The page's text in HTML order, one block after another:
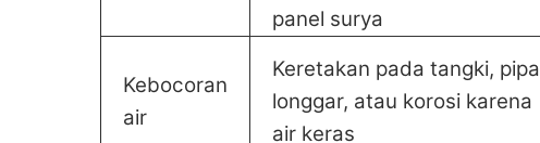
panel surya
Kebocoran
air
Keretakan pada tangki, pipa
longgar, atau korosi karena
air keras